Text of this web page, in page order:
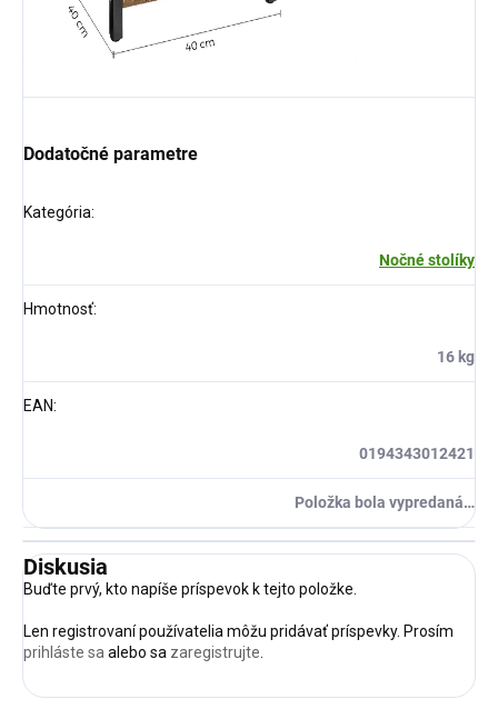
Dodatočné parametre
Kategória:
Nočné stolíky
Hmotnosť:
16 kg
EAN:
0194343012421
Položka bola vypredaná…
Diskusia
Buďte prvý, kto napíše príspevok k tejto položke.
Len registrovaní používatelia môžu pridávať príspevky. Prosím
prihláste sa alebo sa zaregistrujte